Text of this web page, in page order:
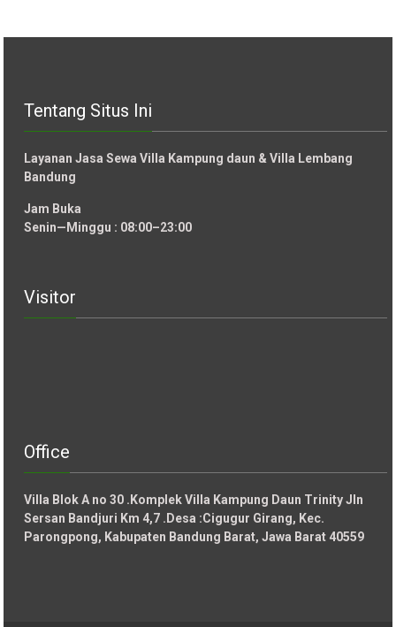
Tentang Situs Ini
Layanan Jasa Sewa Villa Kampung daun & Villa Lembang
Bandung
Jam Buka
Senin—Minggu : 08:00–23:00
Visitor
Office
Villa Blok A no 30 .Komplek Villa Kampung Daun Trinity Jln
Sersan Bandjuri Km 4,7 .Desa :Cigugur Girang, Kec.
Parongpong, Kabupaten Bandung Barat, Jawa Barat 40559